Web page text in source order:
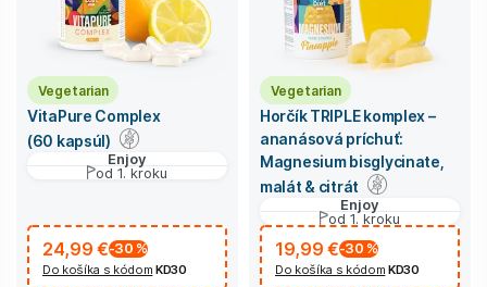
Vegetarian
VitaPure Complex
(60 kapsúl)
Enjoy
od 1. kroku
24,99 €-30 %
Do košíka s kódom KD30
Vegetarian
Horčík TRIPLE komplex –
ananásová príchuť:
Magnesium bisglycinate,
malát & citrát
Enjoy
od 1. kroku
19,99 €-30 %
Do košíka s kódom KD30